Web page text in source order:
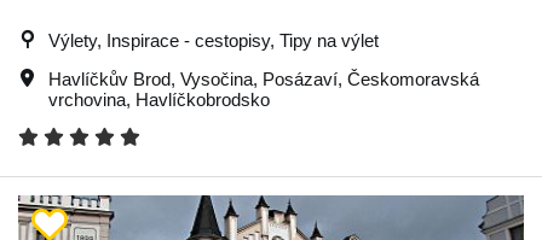
Výlety, Inspirace - cestopisy, Tipy na výlet
Havlíčkův Brod, Vysočina, Posázaví, Českomoravská
vrchovina, Havlíčkobrodsko